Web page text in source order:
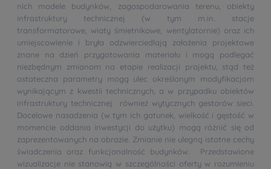
nich modele budynków, zagospodarowania terenu, obiekty
infrastruktury technicznej (w tym m.in. stacje
transformatorowe, wiaty śmietnikowe, wentylatornie) oraz ich
umiejscowienie i bryła odzwierciedlają założenia projektowe
znane na dzień przygotowania materiału i mogą podlegać
niezbędnym zmianom na etapie realizacji projektu, stąd też
ostateczna parametry mogą ulec określonym modyfikacjom
wynikającym z kwestii technicznych, a w przypadku obiektów
infrastruktury technicznej również wytycznych gestorów sieci.
Docelowe nasadzenia (w tym ich gatunek, wielkość i gęstość w
momencie oddania inwestycji do użytku) mogą różnić się od
zaprezentowanych na obrazie. Zmianie nie ulegną istotne cechy
świadczenia oraz funkcjonalność budynków. Przedstawione
wizualizacje nie stanowią w szczególności oferty w rozumieniu